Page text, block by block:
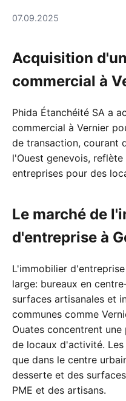
07.09.2025
Acquisition
commercial à
Phida Étanchéité SA a
commercial à Vernier
de transaction, courant
l'Ouest genevois,
entreprises pour des
Le marché de
d'entreprise à
L'immobilier
large: bureaux en
surfaces artisanales et
communes comme
Ouates concentrent
de locaux d'activité.
que dans le centre
desserte et des
PME et des artisans.